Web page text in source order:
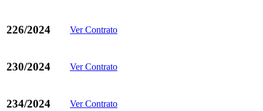
226/2024 Ver Contrato
230/2024 Ver Contrato
234/2024 Ver Contrato